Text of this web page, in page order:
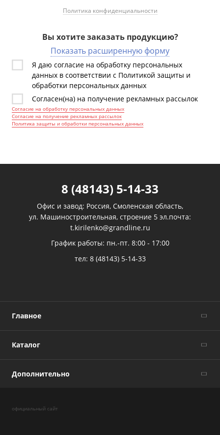
Вы хотите заказать продукцию?
Показать расширенную форму
Политика конфиденциальности
Я даю согласие на обработку персональных
данных в соответствии с Политикой защиты и
обработки персональных данных
Согласен(на) на получение рекламных рассылок
Согласие на обработку персональных данных
Согласие на получение рекламных рассылок
Политика защиты и обработки персональных данных
Главное
Каталог
Дополнительно
8 (48143) 5-14-33
Офис и завод: Россия, Смоленская область,
ул. Машиностроительная, строение 5 эл.почта:
t.kirilenko@grandline.ru
График работы: пн.-пт. 8:00 - 17:00
тел: 8 (48143) 5-14-33
официальный сайт